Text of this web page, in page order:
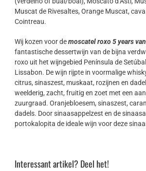
Muscat de Rivesaltes, Orange Muscat,
Cointreau.
Wij kozen voor demoscatel roxo 5 years
fantastische dessertwijn van de bijna
roxo uit het wijngebied Península de
Lissabon. De wijn rijpte in voormalige
citrus, sinaszest, muskaat, rozijnen en
weelderig, zacht, fruitig en zoet met een
zuurgraad. Oranjebloesem, sinaszest,
dadels. Door sinaasappelzest en de
portokalopita de ideale wijn voor deze
Interessant artikel? Deel het!